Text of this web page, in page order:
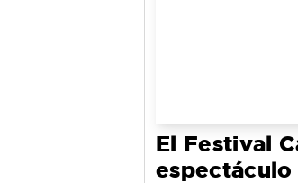
El Festival